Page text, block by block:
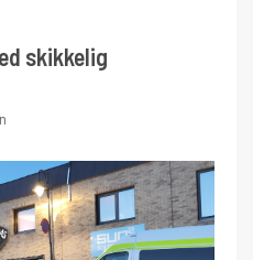
skikkelig